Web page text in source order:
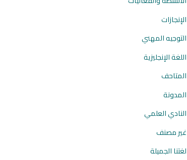
الإنجازات
التوجيه المهني
اللغة الإنجليزية
المتاحف
المدونة
النادي العلمي
غير مصنف
لغتنا الجميلة